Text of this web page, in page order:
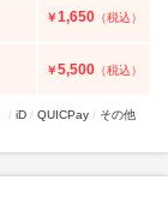
￥1,650 （税込）
￥5,500 （税込）
iD QUICPay その他